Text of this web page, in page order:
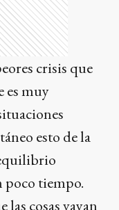
crisis que
es muy
esto de la
poco tiempo.
cosas vayan